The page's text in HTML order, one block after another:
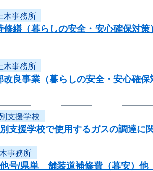
木事務所
繕（暮らしの安全・安心確保対
木事務所
良事業（暮らしの安全・安心確
支援学校
援学校で使用するガスの調達に
事務所
他号/県単 舗装道補修費（暮安）他